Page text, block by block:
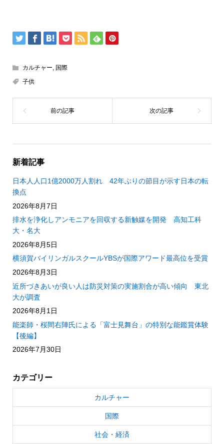
カルチャー, 国際
子供
新着記事
日本人人口1億2000万人割れ 42年ぶりの節目が示す日本の転
換点
2026年8月7日
排水を浄化しアンモニアを回収する新触媒を開発 高知工科
大・名大
2026年8月5日
横須賀バイリンガルスクールYBSが国際アワード最高位を受賞
2026年8月3日
近所づきあいが良い人は防災対策の実施割合が高い傾向 東北
大が調査
2026年8月1日
能楽師・桜間右陣氏による「富士見舞台」の特別な能鑑賞体験
【後編】
2026年7月30日
カテゴリー
カルチャー
国際
社会・経済